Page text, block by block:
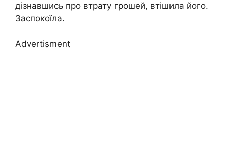
дізнавшись про втрату грошей, втішила його.
Заспокоїла.
Advertisment